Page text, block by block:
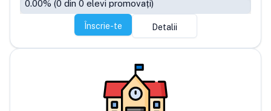
0.00% (0 din 0 elevi promovați)
Înscrie-te Detalii